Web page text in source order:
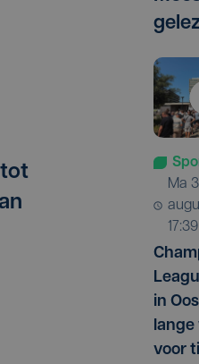
ma 3
17:39
in
voor